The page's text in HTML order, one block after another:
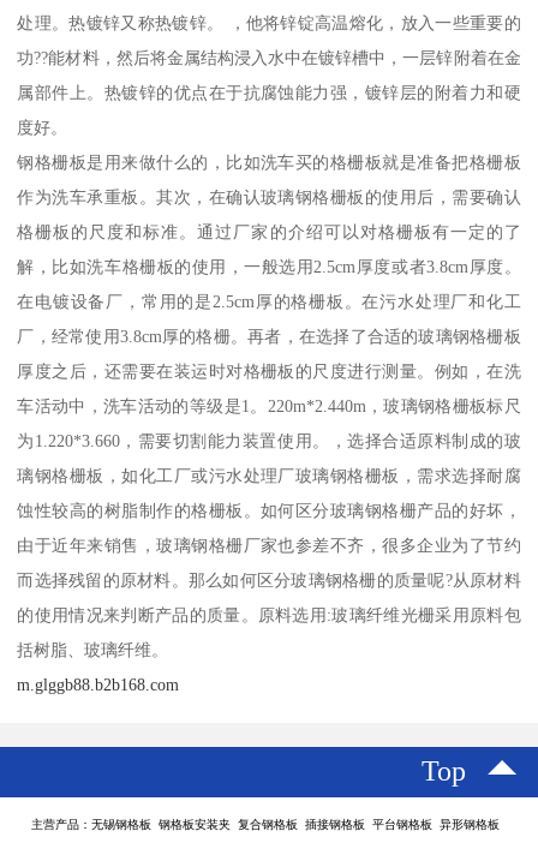
处理。热镀锌又称热镀锌。 ，他将锌锭高温熔化，放入一些重要的
功??能材料，然后将金属结构浸入水中在镀锌槽中，一层锌附着在金
属部件上。热镀锌的优点在于抗腐蚀能力强，镀锌层的附着力和硬
度好。
钢格栅板是用来做什么的，比如洗车买的格栅板就是准备把格栅板
作为洗车承重板。其次，在确认玻璃钢格栅板的使用后，需要确认
格栅板的尺度和标准。通过厂家的介绍可以对格栅板有一定的了
解，比如洗车格栅板的使用，一般选用2.5cm厚度或者3.8cm厚度。
在电镀设备厂，常用的是2.5cm厚的格栅板。在污水处理厂和化工
厂，经常使用3.8cm厚的格栅。再者，在选择了合适的玻璃钢格栅板
厚度之后，还需要在装运时对格栅板的尺度进行测量。例如，在洗
车活动中，洗车活动的等级是1。220m*2.440m，玻璃钢格栅板标尺
为1.220*3.660，需要切割能力装置使用。，选择合适原料制成的玻
璃钢格栅板，如化工厂或污水处理厂玻璃钢格栅板，需求选择耐腐
蚀性较高的树脂制作的格栅板。如何区分玻璃钢格栅产品的好坏，
由于近年来销售，玻璃钢格栅厂家也参差不齐，很多企业为了节约
而选择残留的原材料。那么如何区分玻璃钢格栅的质量呢?从原材料
的使用情况来判断产品的质量。原料选用:玻璃纤维光栅采用原料包
括树脂、玻璃纤维。
m.glggb88.b2b168.com
Top
主营产品：无锡钢格板 钢格板安装夹 复合钢格板 插接钢格板 平台钢格板 异形钢格板